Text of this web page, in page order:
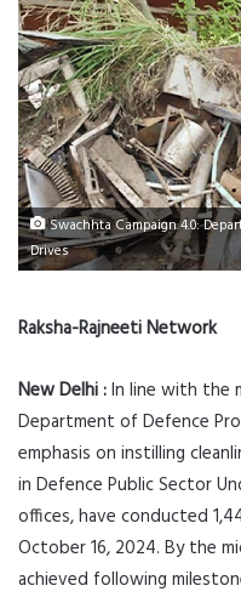
Swachhta Campaign 4.0:
Drives
Raksha-Rajneeti Network
New Delhi :In line with the
Department of Defence
emphasis on instilling
in Defence Public Sector
offices, have conducted
October 16, 2024. By the
achieved following